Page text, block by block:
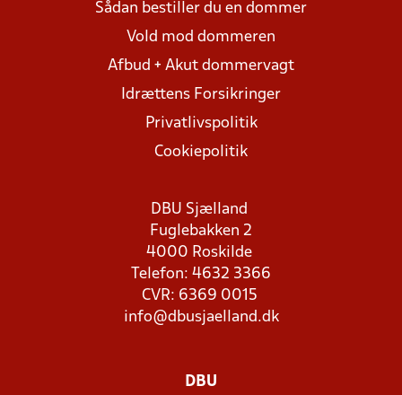
Sådan bestiller du en dommer
Vold mod dommeren
Afbud + Akut dommervagt
Idrættens Forsikringer
Privatlivspolitik
Cookiepolitik
DBU Sjælland
Fuglebakken 2
4000 Roskilde
Telefon: 4632 3366
CVR: 6369 0015
info@dbusjaelland.dk
DBU